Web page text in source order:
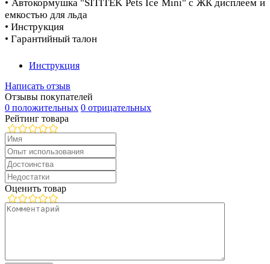
• Автокормушка "SITITEK Pets Ice Mini" с ЖК дисплеем и
емкостью для льда
• Инструкция
• Гарантийный талон
Инструкция
Написать отзыв
Отзывы покупателей
0 положительных 0 отрицательных
Рейтинг товара
Оценить товар